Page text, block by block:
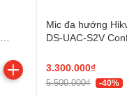
Mic đa hướng
DS-UAC-S2V
3.300.000₫
5.500.000₫ -40%